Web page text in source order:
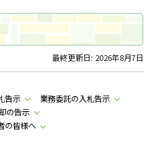
最終更新日: 2026年8月7日
告示
業務委託の入札告示
の告示
の皆様へ